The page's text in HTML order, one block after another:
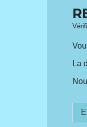
La